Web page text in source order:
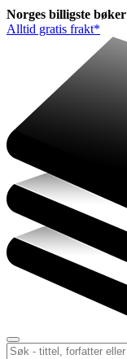
Norges billigste bøker
Alltid gratis frakt*